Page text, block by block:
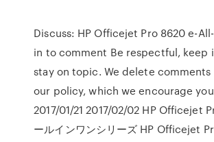
Discuss: HP Officejet Pro 8620 e-
in to comment Be respectful, keep
stay on topic. We delete
our policy, which we encourage
2017/01/21 2017/02/02 HP Officejet
ールインワンシリーズ HP Officejet